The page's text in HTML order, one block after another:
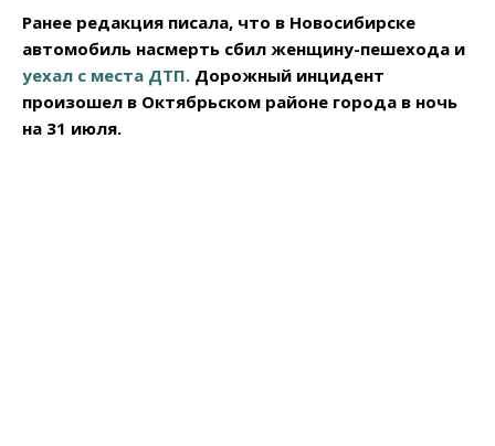
Ранее редакция писала, что в Новосибирске
автомобиль насмерть сбил женщину-пешехода и
уехал с места ДТП. Дорожный инцидент
произошел в Октябрьском районе города в ночь
на 31 июля.